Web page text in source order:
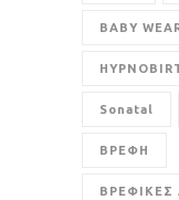
BABY
Sonatal
ΒΡΕΦΗ
ΒΡΕΦΙΚΕΣ